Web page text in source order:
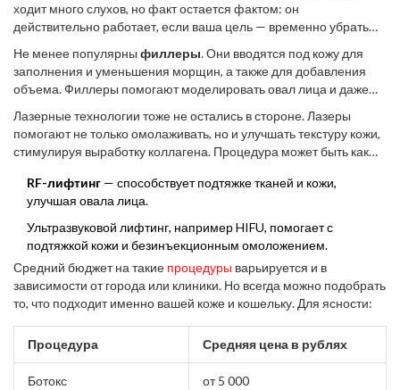
ходит много слухов, но факт остается фактом: он
действительно работает, если ваша цель — временно убрать
от 3 до 6 месяцев, и с ним можно быстро и безопасно улучшить
свой внешний вид.
Не менее популярны филлеры. Они вводятся под кожу для
заполнения и уменьшения морщин, а также для добавления
объема. Филлеры помогают моделировать овал лица и даже
около года, преимущество — их можно легко корректировать.
Лазерные технологии тоже не остались в стороне. Лазеры
помогают не только омолаживать, но и улучшать текстуру кожи,
стимулируя выработку коллагена. Процедура может быть как
случая и пожеланий.
RF-лифтинг — способствует подтяжке тканей и кожи,
улучшая овала лица.
Ультразвуковой лифтинг, например HIFU, помогает с
подтяжкой кожи и безинъекционным омоложением.
Средний бюджет на такие процедуры варьируется и в
зависимости от города или клиники. Но всегда можно подобрать
то, что подходит именно вашей коже и кошельку. Для ясности:
Процедура Средняя цена в рублях
Ботокс от 5 000